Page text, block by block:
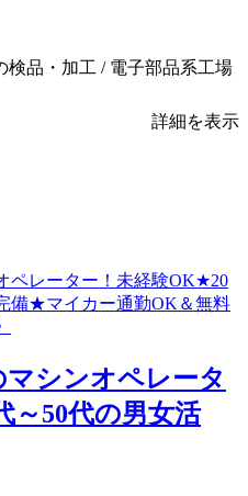
検品・加工 / 電子部品系工場
詳細を表示
シンオペレータ
～50代の男女活